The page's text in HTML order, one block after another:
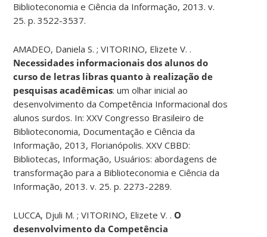
Biblioteconomia e Ciência da Informação, 2013. v.
25. p. 3522-3537.
AMADEO, Daniela S. ; VITORINO, Elizete V. .
Necessidades informacionais dos alunos do
curso de letras libras quanto à realização de
pesquisas acadêmicas: um olhar inicial ao
desenvolvimento da Competência Informacional dos
alunos surdos. In: XXV Congresso Brasileiro de
Biblioteconomia, Documentação e Ciência da
Informação, 2013, Florianópolis. XXV CBBD:
Bibliotecas, Informação, Usuários: abordagens de
transformação para a Biblioteconomia e Ciência da
Informação, 2013. v. 25. p. 2273-2289.
LUCCA, Djuli M. ; VITORINO, Elizete V. . O
desenvolvimento da Competência